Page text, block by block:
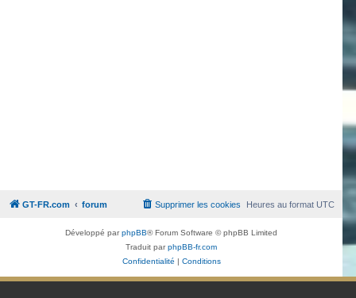
GT-FR.com forum Heures au formatUTC
Supprimer les cookies
Développé parphpBB® Forum Software © phpBB Limited
Traduit parphpBB-fr.com
Confidentialité | Conditions